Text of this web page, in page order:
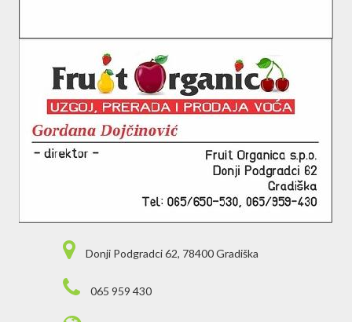
Donji Podgradci 62, 78400 Gradiška
065 959 430